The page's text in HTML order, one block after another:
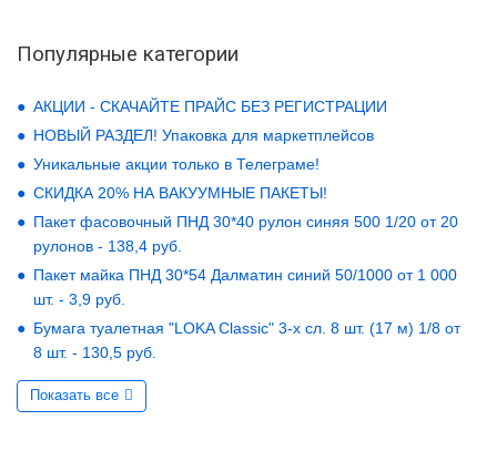
Популярные категории
АКЦИИ - СКАЧАЙТЕ ПРАЙС БЕЗ РЕГИСТРАЦИИ
НОВЫЙ РАЗДЕЛ! Упаковка для маркетплейсов
Уникальные акции только в Телеграме!
СКИДКА 20% НА ВАКУУМНЫЕ ПАКЕТЫ!
Пакет фасовочный ПНД 30*40 рулон синяя 500 1/20 от 20
рулонов - 138,4 руб.
Пакет майка ПНД 30*54 Далматин синий 50/1000 от 1 000
шт. - 3,9 руб.
Бумага туалетная "LOKA Classic" 3-х сл. 8 шт. (17 м) 1/8 от
8 шт. - 130,5 руб.
Показать все